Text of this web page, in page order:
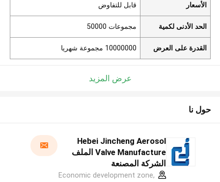
الأسعار قابل للتفاوض
الحد الأدنى لكمية مجموعات 50000
القدرة على العرض 10000000 مجموعة شهريا
عرض المزيد
حول نا
Hebei Jincheng Aerosol
Valve Manufacture الملف
الشركة المصنعة
Economic development zone,